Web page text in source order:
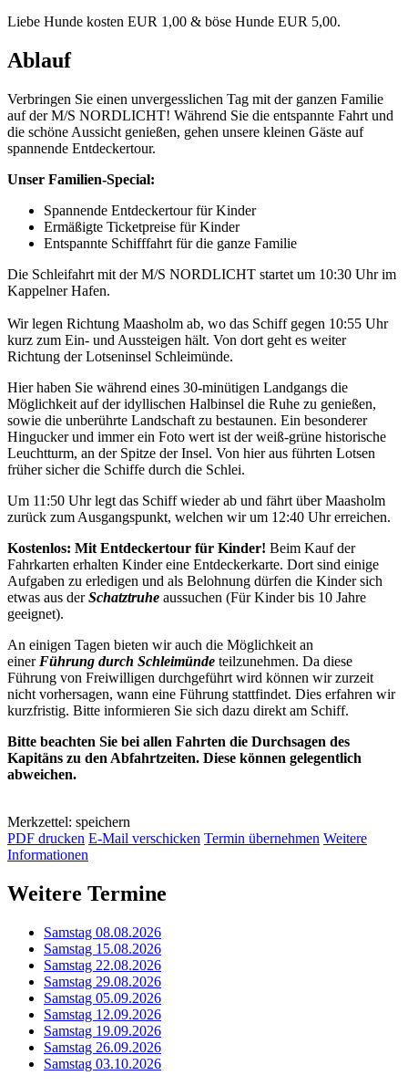
Liebe Hunde kosten EUR 1,00 & böse Hunde EUR 5,00.
Ablauf
Verbringen Sie einen unvergesslichen Tag mit der ganzen Familie
auf der M/S NORDLICHT! Während Sie die entspannte Fahrt und
die schöne Aussicht genießen, gehen unsere kleinen Gäste auf
spannende Entdeckertour.
Unser Familien-Special:
Spannende Entdeckertour für Kinder
Ermäßigte Ticketpreise für Kinder
Entspannte Schifffahrt für die ganze Familie
Die Schleifahrt mit der M/S NORDLICHT startet um 10:30 Uhr im
Kappelner Hafen.
Wir legen Richtung Maasholm ab, wo das Schiff gegen 10:55 Uhr
kurz zum Ein- und Aussteigen hält. Von dort geht es weiter
Richtung der Lotseninsel Schleimünde.
Hier haben Sie während eines 30-minütigen Landgangs die
Möglichkeit auf der idyllischen Halbinsel die Ruhe zu genießen,
sowie die unberührte Landschaft zu bestaunen. Ein besonderer
Hingucker und immer ein Foto wert ist der weiß-grüne historische
Leuchtturm, an der Spitze der Insel. Von hier aus führten Lotsen
früher sicher die Schiffe durch die Schlei.
Um 11:50 Uhr legt das Schiff wieder ab und fährt über Maasholm
zurück zum Ausgangspunkt, welchen wir um 12:40 Uhr erreichen.
Kostenlos: Mit Entdeckertour für Kinder! Beim Kauf der
Fahrkarten erhalten Kinder eine Entdeckerkarte. Dort sind einige
Aufgaben zu erledigen und als Belohnung dürfen die Kinder sich
etwas aus derSchatztruhe aussuchen (Für Kinder bis 10 Jahre
geeignet).
An einigen Tagen bieten wir auch die Möglichkeit an
einer Führung durch Schleimünde teilzunehmen. Da diese
Führung von Freiwilligen durchgeführt wird können wir zurzeit
nicht vorhersagen, wann eine Führung stattfindet. Dies erfahren wir
kurzfristig. Bitte informieren Sie sich dazu direkt am Schiff.
Bitte beachten Sie bei allen Fahrten die Durchsagen des
Kapitäns zu den Abfahrtzeiten. Diese können gelegentlich
abweichen.
Merkzettel: speichern
PDF drucken E-Mail verschicken Termin übernehmen Weitere
Informationen
Weitere Termine
Samstag 08.08.2026
Samstag 15.08.2026
Samstag 22.08.2026
Samstag 29.08.2026
Samstag 05.09.2026
Samstag 12.09.2026
Samstag 19.09.2026
Samstag 26.09.2026
Samstag 03.10.2026